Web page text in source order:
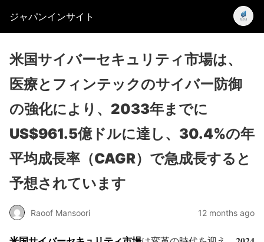
ジャパンインサイト
米国サイバーセキュリティ市場は、
医療とフィンテックのサイバー防御
の強化により、2033年までに
US$961.5億ドルに達し、30.4%の年
平均成長率（CAGR）で急成長すると
予想されています
Raoof Mansoori 12 months ago